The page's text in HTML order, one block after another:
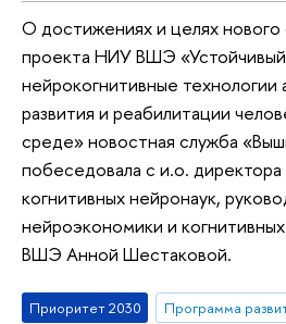
О достижениях и целях нового
проекта НИУ ВШЭ «Устойчивый
нейрокогнитивные технологии
развития и реабилитации
среде» новостная служба
побеседовала с и.о.
когнитивных нейронаук,
нейроэкономики и
ВШЭ Анной Шестаковой.
Приоритет 2030 Программа